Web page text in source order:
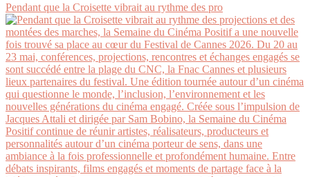
Pendant que la Croisette vibrait au rythme des pro